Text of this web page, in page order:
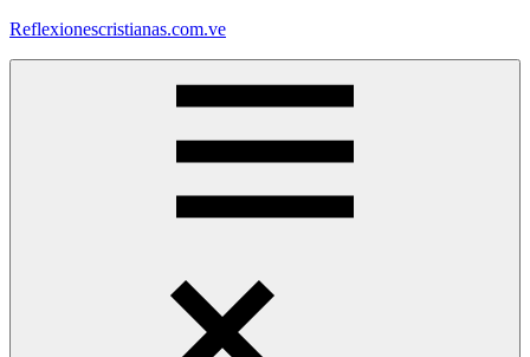
Saltar
Reflexionescristianas.com.ve